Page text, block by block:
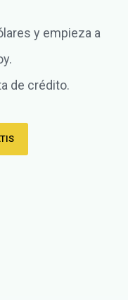
y empieza a
de crédito.